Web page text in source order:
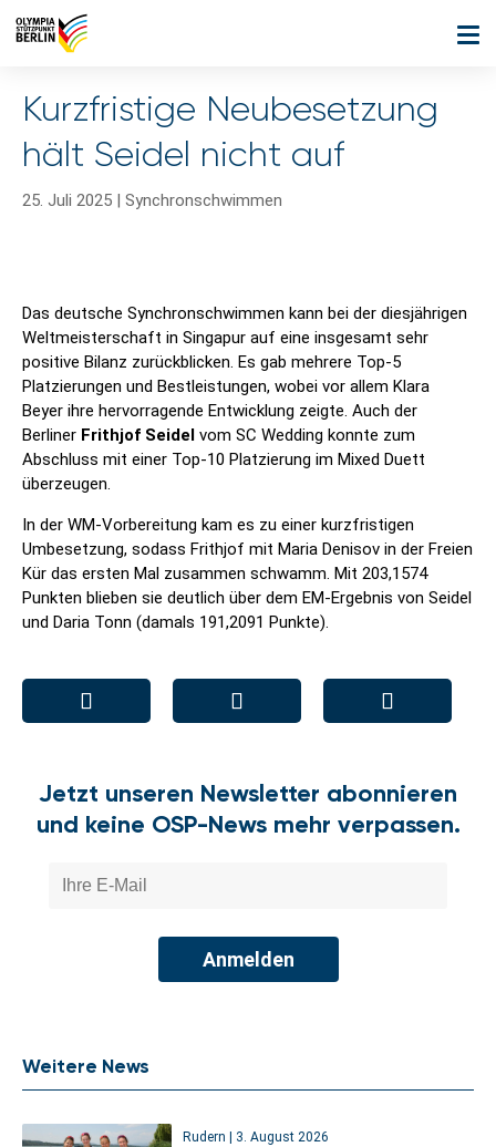
Kurzfristige Neubesetzung
hält Seidel nicht auf
25. Juli 2025 | Synchronschwimmen
Das deutsche Synchronschwimmen kann bei der diesjährigen
Weltmeisterschaft in Singapur auf eine insgesamt sehr
positive Bilanz zurückblicken. Es gab mehrere Top-5
Platzierungen und Bestleistungen, wobei vor allem Klara
Beyer ihre hervorragende Entwicklung zeigte. Auch der
Berliner Frithjof Seidel vom SC Wedding konnte zum
Abschluss mit einer Top-10 Platzierung im Mixed Duett
überzeugen.
In der WM-Vorbereitung kam es zu einer kurzfristigen
Umbesetzung, sodass Frithjof mit Maria Denisov in der Freien
Kür das ersten Mal zusammen schwamm. Mit 203,1574
Punkten blieben sie deutlich über dem EM-Ergebnis von Seidel
und Daria Tonn (damals 191,2091 Punkte).
Jetzt unseren Newsletter abonnieren
und keine OSP-News mehr verpassen.
Anmelden
Weitere News
Rudern 3. August 2026